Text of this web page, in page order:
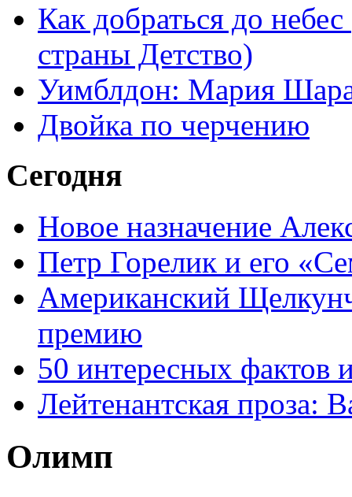
Как добраться до
страны Детство)
Уимблдон: Мария
Двойка по черчению
Сегодня
Новое назначение
Петр Горелик и его
Американский
премию
50 интересных фактов
Лейтенантская проза:
Олимп